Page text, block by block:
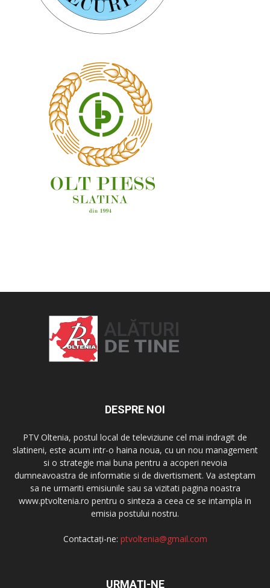
DESPRE NOI
PTV Oltenia, postul local de televiziune cel mai indragit de
slatineni, este acum intr-o haina noua, cu un nou management
si o strategie mai buna pentru a acoperi nevoia
dumneavoastra de informatie si de divertisment. Va asteptam
sa ne urmariti emisiunile sau sa vizitati pagina noastra
www.ptvoltenia.ro pentru o sinteza a ceea ce se intampla in
emisia postului nostru.
Contactați-ne: ptvoltenia@gmail.com
URMAȚI-NE